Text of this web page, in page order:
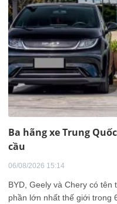
Ba hãng xe Trung
cầu
06/08/2026 15:14
BYD, Geely và Chery có
phần lớn nhất thế giới trong